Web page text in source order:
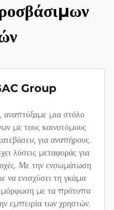
Group
μια στόλο
με τους καινοτόμους
για αναπήρους.
λύσεις μεταφοράς για
Με την ενσωμάτωση
να ενισχύσει τη γκάμα
με τα πρότυπα
εμπειρία των χρηστών.